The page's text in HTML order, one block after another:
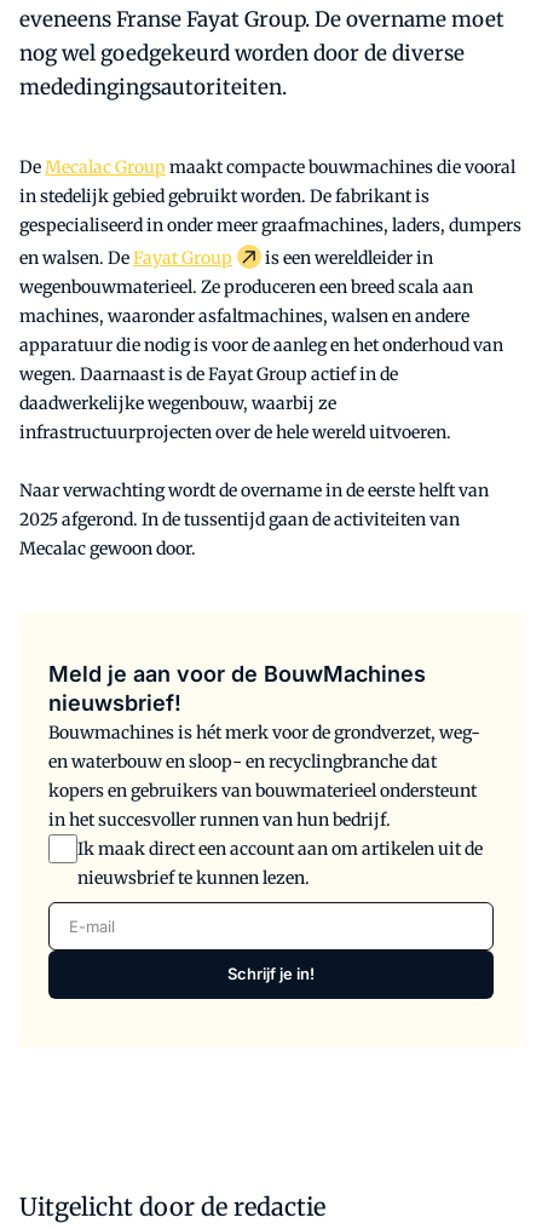
eveneens Franse Fayat Group. De overname moet
nog wel goedgekeurd worden door de diverse
mededingingsautoriteiten.
DeMecalac Group maakt compacte bouwmachines die vooral
in stedelijk gebied gebruikt worden. De fabrikant is
gespecialiseerd in onder meer graafmachines, laders, dumpers
en walsen. DeFayat Group
is een wereldleider in
wegenbouwmaterieel. Ze produceren een breed scala aan
machines, waaronder asfaltmachines, walsen en andere
apparatuur die nodig is voor de aanleg en het onderhoud van
wegen. Daarnaast is de Fayat Group actief in de
daadwerkelijke wegenbouw, waarbij ze
infrastructuurprojecten over de hele wereld uitvoeren.
Naar verwachting wordt de overname in de eerste helft van
2025 afgerond. In de tussentijd gaan de activiteiten van
Mecalac gewoon door.
Meld je aan voor de BouwMachines
nieuwsbrief!
Bouwmachines is hét merk voor de grondverzet, weg-
en waterbouw en sloop- en recyclingbranche dat
kopers en gebruikers van bouwmaterieel ondersteunt
in het succesvoller runnen van hun bedrijf.
Ik maak direct een account aan om artikelen uit de
nieuwsbrief te kunnen lezen.
E-mail
Schrijf je in!
Uitgelicht door de redactie